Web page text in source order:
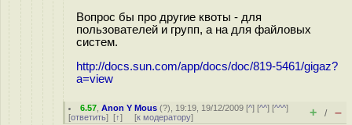
Вопрос бы про другие квоты - для
пользователей и групп, а на для файловых
систем.
http://docs.sun.com/app/docs/doc/819-5461/gigaz?
a=view
6.57 ,Anon Y Mous (?), 19:19, 19/12/2009 [^] [^^] [^^^]
[ответить] [↑] [к модератору] + / –